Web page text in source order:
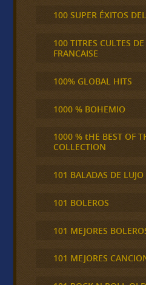
100 SUPER ÉXITOS
100 TITRES CULTES
FRANCAISE
100% GLOBAL HITS
1000 % BOHEMIO
1000 % tHE BEST OF
COLLECTION
101 BALADAS DE LUJO
101 BOLEROS
101 MEJORES
101 MEJORES